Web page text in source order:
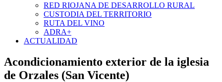
RED RIOJANA DE DESARROLLO RURAL
CUSTODIA DEL TERRITORIO
RUTA DEL VINO
ADRA+
ACTUALIDAD
Acondicionamiento exterior de la iglesia
de Orzales (San Vicente)